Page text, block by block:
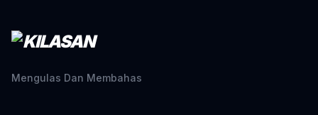
Mengulas Dan Membahas